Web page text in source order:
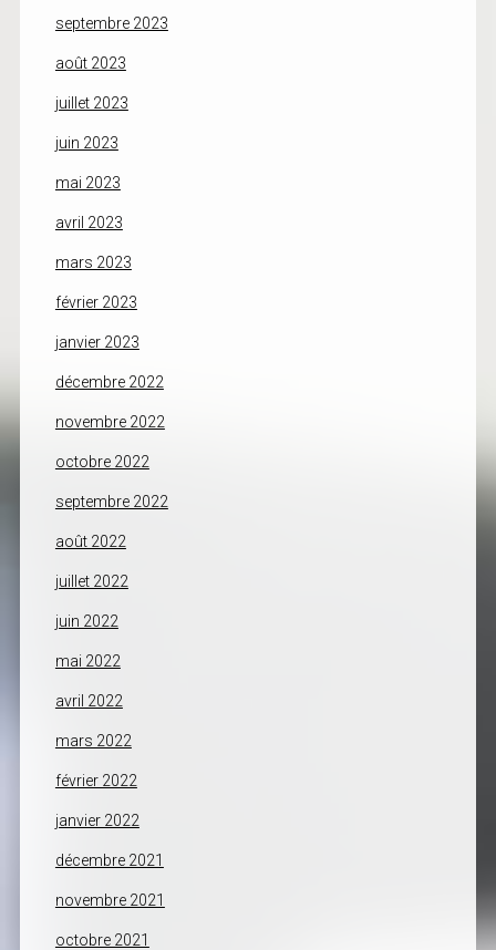
septembre 2023
août 2023
juillet 2023
juin 2023
mai 2023
avril 2023
mars 2023
février 2023
janvier 2023
décembre 2022
novembre 2022
octobre 2022
septembre 2022
août 2022
juillet 2022
juin 2022
mai 2022
avril 2022
mars 2022
février 2022
janvier 2022
décembre 2021
novembre 2021
octobre 2021